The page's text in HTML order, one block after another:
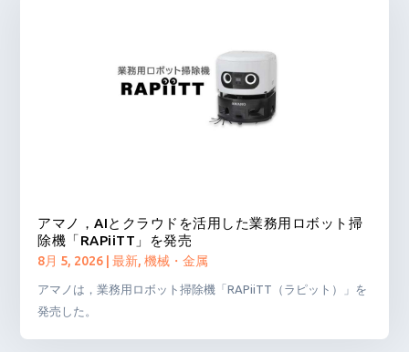
アマノ，AIとクラウドを活用した業務用ロボット掃
除機「RAPiiTT」を発売
8月 5, 2026 |最新,機械・金属
アマノは，業務用ロボット掃除機「RAPiiTT（ラピット）」を
発売した。